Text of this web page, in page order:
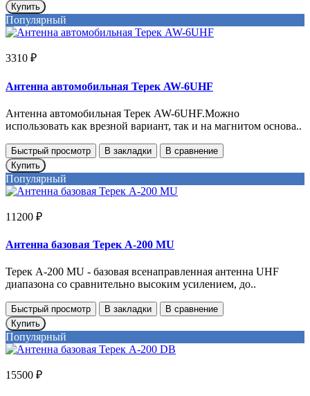
Купить
Популярный
3310 ₽
Антенна автомобильная Терек AW-6UHF
Антенна автомобильная Терек AW-6UHF.Можно
использовать как врезной вариант, так и на магнитом основа..
Быстрый просмотр В закладки
В сравнение
Купить
Популярный
11200 ₽
Антенна базовая Терек А-200 MU
Терек A-200 MU - базовая всенаправленная антенна UHF
диапазона со сравнительно высоким усилением, до..
Быстрый просмотр В закладки
В сравнение
Купить
Популярный
15500 ₽